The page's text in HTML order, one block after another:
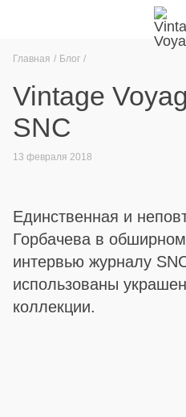
Главная Блог
Vintage
SNC
13 февраля 2018
Единственная и
Горбачева в
интервью журналу
использованы
коллекции.